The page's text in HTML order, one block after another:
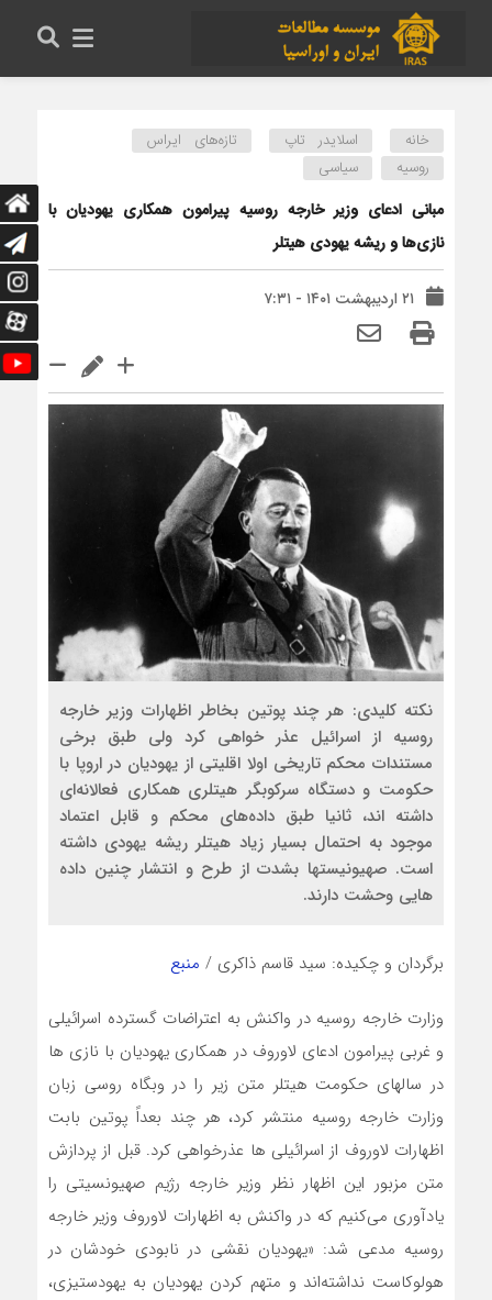
خانه اسلایدر تاپ
تازه‌های ایراس
روسیه
سیاسی
مبانی ادعای وزیر خارجه روسیه پیرامون همکاری یهودیان با
نازی‌‌ها و ریشه یهودی هیتلر
۲۱ اردیبهشت ۱۴۰۱ - ۷:۳۱
نکته کلیدی: هر چند پوتین بخاطر اظهارات وزیر خارجه
روسیه از اسرائیل عذر خواهی کرد ولی طبق برخی
مستندات محکم تاریخی اولا اقلیتی از یهودیان در اروپا با
حکومت و دستگاه سرکوبگر هیتلری همکاری فعالانه‌ای
داشته اند، ثانیا طبق داده‌های محکم و قابل اعتماد
موجود به احتمال بسیار زیاد هیتلر ریشه یهودی داشته
است. صهیونیستها بشدت از طرح و انتشار چنین داده
هایی وحشت دارند.
برگردان و چکیده: سید قاسم ذاکری / منبع
وزارت خارجه روسیه در واکنش به اعتراضات گسترده اسرائیلی
و غربی پیرامون ادعای لاوروف در همکاری یهودیان با نازی ‌ها
در سالهای حکومت هیتلر متن زیر را در وبگاه روسی زبان
وزارت خارجه روسیه منتشر کرد، هر چند بعداً پوتین بابت
اظهارات لاوروف از اسرائیلی ‌ها عذرخواهی کرد. قبل از پردازش
متن مزبور این اظهار نظر وزیر خارجه رژیم صهیونسیتی را
یادآوری می‌کنیم که در واکنش به اظهارات لاوروف وزیر خارجه
روسیه مدعی شد: «یهودیان نقشی در نابودی خودشان در
هولوکاست نداشته‌اند و متهم کردن یهودیان به یهودستیزی،